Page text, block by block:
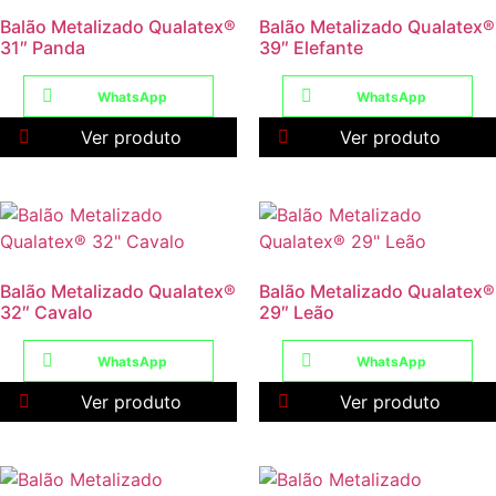
Balão Metalizado Qualatex®
31″ Panda
WhatsApp
Ver produto
Balão Metalizado Qualatex®
39″ Elefante
WhatsApp
Ver produto
Balão Metalizado Qualatex®
32″ Cavalo
WhatsApp
Ver produto
Balão Metalizado Qualatex®
29″ Leão
WhatsApp
Ver produto